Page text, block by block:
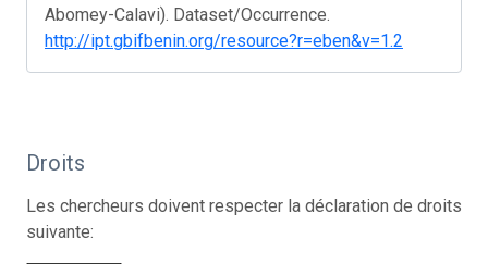
Abomey-Calavi). Dataset/Occurrence.
http://ipt.gbifbenin.org/resource?r=eben&v=1.2
Droits
Les chercheurs doivent respecter la déclaration de droits
suivante: